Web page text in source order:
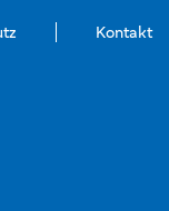
Kontakt